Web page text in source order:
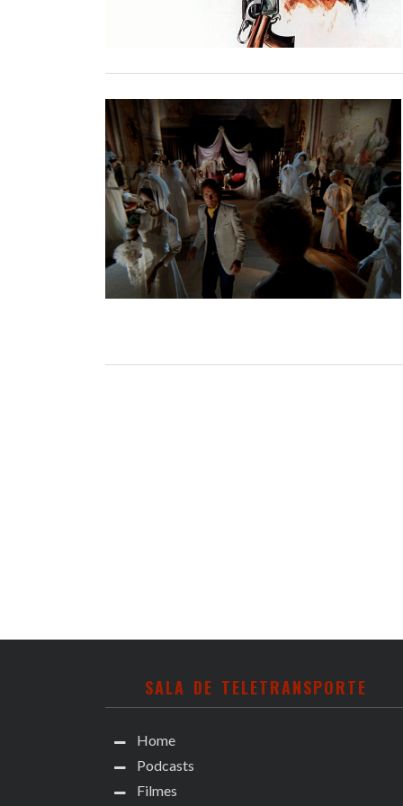
SALA DE TELETRANSPORTE
Home
Podcasts
Filmes